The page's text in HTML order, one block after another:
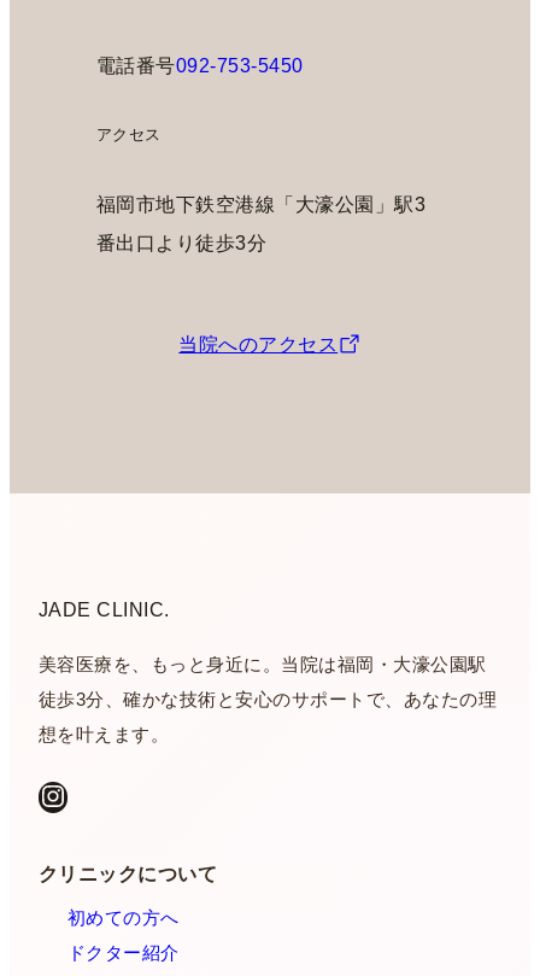
電話番号092-753-5450
アクセス
福岡市地下鉄空港線「大濠公園」駅3
番出口より徒歩3分
当院へのアクセス
JADE CLINIC.
美容医療を、もっと身近に。当院は福岡・大濠公園駅
徒歩3分、確かな技術と安心のサポートで、あなたの理
想を叶えます。
Instagram
クリニックについて
初めての方へ
ドクター紹介